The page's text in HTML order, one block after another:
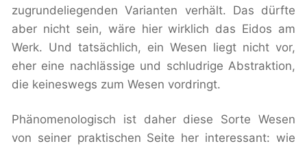
zugrundeliegenden Varianten verhält. Das dürfte
aber nicht sein, wäre hier wirklich das Eidos am
Werk. Und tatsächlich, ein Wesen liegt nicht vor,
eher eine nachlässige und schludrige Abstraktion,
die keineswegs zum Wesen vordringt.
Phänomenologisch ist daher diese Sorte Wesen
von seiner praktischen Seite her interessant: wie